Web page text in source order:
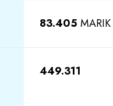
83.405
449.311